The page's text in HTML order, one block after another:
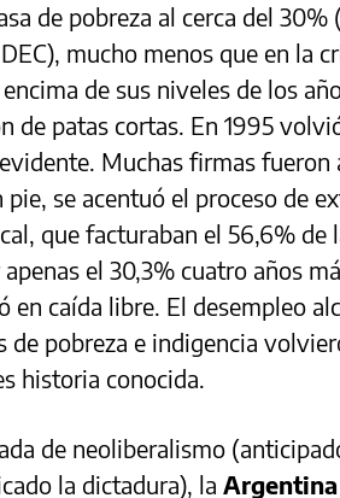
de pobreza al cerca del 30%
mucho menos que en la
de sus niveles de los
de patas cortas. En 1995
Muchas firmas fueron
se acentuó el proceso de
que facturaban el 56,6% de
el 30,3% cuatro años
en caída libre. El desempleo
de pobreza e indigencia
historia conocida.
de neoliberalismo
la dictadura), la